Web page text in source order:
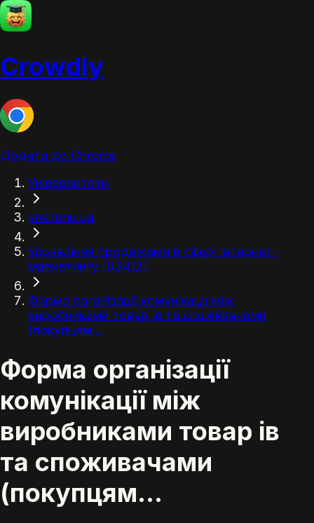
Crowdly
Додати до Chrome
Університети
vns.lpnu.ua
Управління продажами в сфері інтернет-
маркетингу [03412]
Форма організації комунікації між
виробниками товар ів та споживачами
(покупцям...
Форма організації
комунікації між
виробниками товар ів
та споживачами
(покупцям...